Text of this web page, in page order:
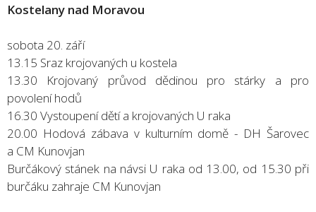
Kostelany nad Moravou
sobota 20. září
13.15 Sraz krojovaných u kostela
13.30 Krojovaný průvod dědinou pro stárky a pro
povolení hodů
16.30 Vystoupení dětí a krojovaných U raka
20.00 Hodová zábava v kulturním domě - DH Šarovec
a CM Kunovjan
Burčákový stánek na návsi U raka od 13.00, od 15.30 při
burčáku zahraje CM Kunovjan